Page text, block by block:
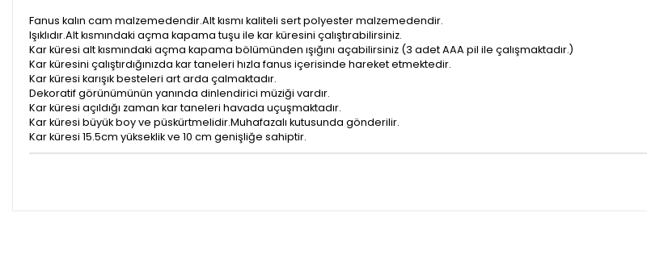
Fanus kalın cam malzemedendir.Alt kısmı kaliteli sert polyester malzemedendir.
Işıklıdır.Alt kısmındaki açma kapama tuşu ile kar küresini çalıştırabilirsiniz.
Kar küresi alt kısmındaki açma kapama bölümünden ışığını açabilirsiniz (3 adet AAA pil ile çalışmaktadır.)
Kar küresini çalıştırdığınızda kar taneleri hızla fanus içerisinde hareket etmektedir.
Kar küresi karışık besteleri art arda çalmaktadır.
Dekoratif görünümünün yanında dinlendirici müziği vardır.
Kar küresi açıldığı zaman kar taneleri havada uçuşmaktadır.
Kar küresi büyük boy ve püskürtmelidir.Muhafazalı kutusunda gönderilir.
Kar küresi 15.5cm yükseklik ve 10 cm genişliğe sahiptir.